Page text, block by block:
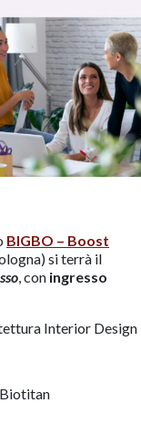
BIGBO – Boost
si terrà il
, con ingresso
Interior Design
Biotitan